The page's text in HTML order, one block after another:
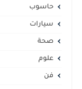
حاسوب
سيارات
صحة
علوم
فن